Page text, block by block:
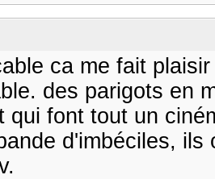
ca me fait
des parigots en
qui font tout un
d'imbéciles,